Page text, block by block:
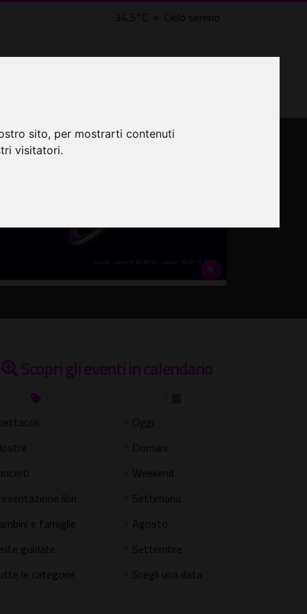
sito, per mostrarti contenuti
visitatori.
34,5°C Cielo sereno
Scopri gli eventi in calendario
libri
e famiglie
guidate
le categorie
Oggi
Domani
Weekend
Settimana
Agosto
Settembre
Scegli una data